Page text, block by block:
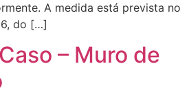
A medida está prevista no
do […]
– Muro de